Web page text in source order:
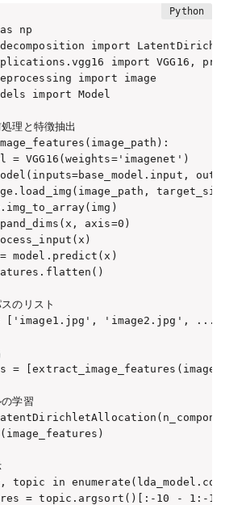
np
import
import VGG16,
import image
import Model
理と特徴抽出
= VGG16(weights='imagenet')
axis=0)
model.predict(x)
のリスト
= ['image1.jpg', 'image2.jpg', ...]
=
学習
in
= topic.argsort()[:-10 - 1:-1] #